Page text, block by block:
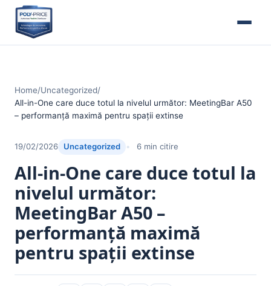
Home/Uncategorized/
All-in-One care duce totul la nivelul următor: MeetingBar A50
– performanță maximă pentru spații extinse
19/02/2026 Uncategorized 6 min citire
All-in-One care duce totul la
nivelul următor:
MeetingBar A50 –
performanță maximă
pentru spații extinse